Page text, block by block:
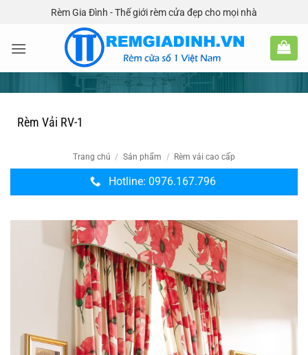
nội
Rèm Gia Đình - Thế giới rèm cửa đẹp cho mọi nhà
Rèm Vải RV-1
Trang chủ / Sản phẩm / Rèm vải cao cấp
Hotline: 0976.167.796